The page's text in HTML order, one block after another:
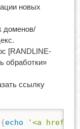
новых
доменов/
[RANDLINE-
обработки»
ссылку
{echo '<a href="'